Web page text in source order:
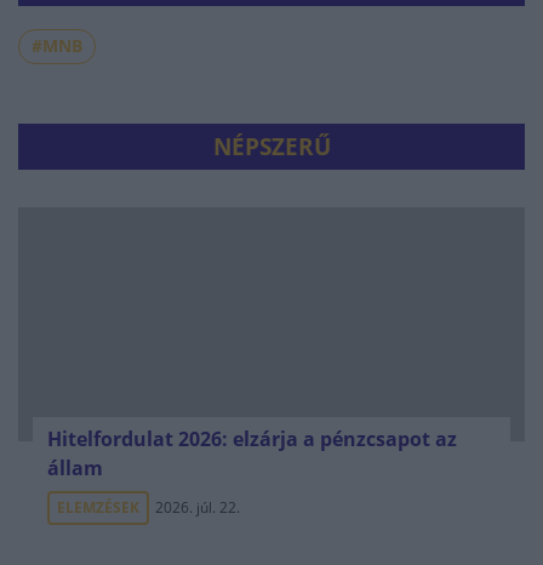
#MNB
NÉPSZERŰ
Hitelfordulat 2026: elzárja a pénzcsapot az
állam
ELEMZÉSEK 2026. júl. 22.